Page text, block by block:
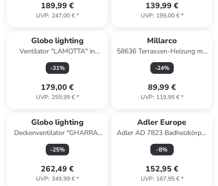
189,99 €
UVP: 247,00 €*
139,99 €
UVP: 199,00 €*
Globo lighting
Ventilator "LAMOTTA" in
black
-31%
179,00 €
UVP: 259,99 €*
Millarco
58636 Terrassen-Heizung mit
Fernbedienung Heizstrahler
Wandmontage
-24%
89,99 €
UVP: 119,95 €*
Globo lighting
Deckenventilator "GHARRA"
in white
-25%
262,49 €
UVP: 349,99 €*
Adler Europe
Adler AD 7823 Badheizkörper
400 W mit LED-Display, IP24
- Weiß in Weiß
-8%
152,95 €
UVP: 167,95 €*